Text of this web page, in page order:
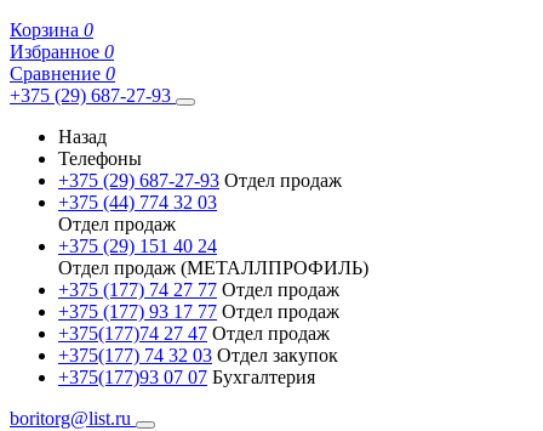
Корзина 0
Избранное 0
Сравнение 0
+375 (29) 687-27-93
Назад
Телефоны
+375 (29) 687-27-93 Отдел продаж
+375 (44) 774 32 03
Отдел продаж
+375 (29) 151 40 24
Отдел продаж (МЕТАЛЛПРОФИЛЬ)
+375 (177) 74 27 77 Отдел продаж
+375 (177) 93 17 77 Отдел продаж
+375(177)74 27 47 Отдел продаж
+375(177) 74 32 03 Отдел закупок
+375(177)93 07 07 Бухгалтерия
boritorg@list.ru